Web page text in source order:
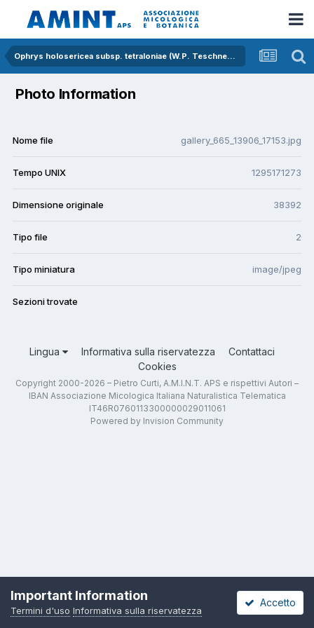
Ophrys holosericea subsp. tetraloniae (W.P. Teschner) Kreutz
Photo Information
Nome file gallery_665_13906_17153.jpg
Tempo UNIX 1295171273
Dimensione originale 38392
Tipo file 2
Tipo miniatura image/jpeg
Sezioni trovate
Lingua Informativa sulla riservatezza
Contattaci
Cookies
Copyright 2000-2026 – Pietro Curti, A.M.I.N.T. APS e rispettivi Autori –
IBAN Associazione Micologica Italiana Naturalistica Telematica
IT46R0760113300000029011061
Powered by Invision Community
Important Information
Termini d'uso Informativa sulla riservatezza
Accetto